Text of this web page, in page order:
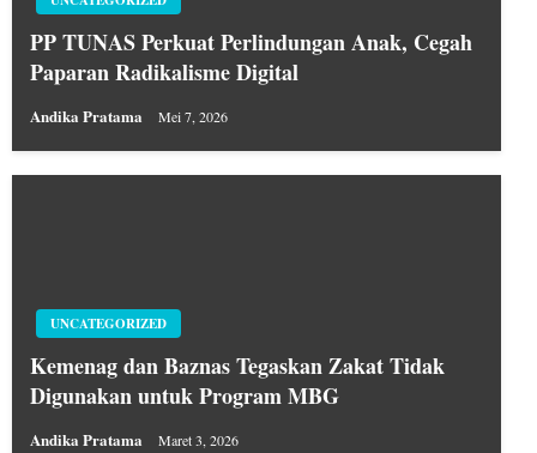
PP TUNAS Perkuat Perlindungan Anak, Cegah
Paparan Radikalisme Digital
Andika Pratama Mei 7, 2026
UNCATEGORIZED
Kemenag dan Baznas Tegaskan Zakat Tidak
Digunakan untuk Program MBG
Andika Pratama Maret 3, 2026